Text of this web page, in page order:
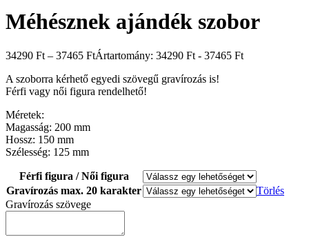
Méhésznek ajándék szobor
34290 Ft – 37465 FtÁrtartomány: 34290 Ft - 37465 Ft
A szoborra kérhető egyedi szövegű gravírozás is!
Férfi vagy női figura rendelhető!
Méretek:
Magasság: 200 mm
Hossz: 150 mm
Szélesség: 125 mm
Férfi figura / Női figura
Gravírozás max. 20 karakter
Törlés
Gravírozás szövege